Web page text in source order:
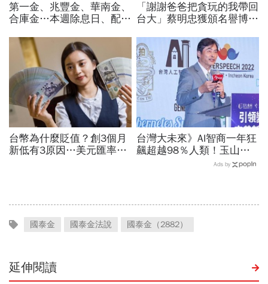
第一金、兆豐金、華南金、
合庫金…本週除息日、配息
高：它3.66%穩穩賺
「謝謝爸爸把貪玩的我帶回
台大」蔡明忠獲頒名譽博
回來，至今沿用父親印泥
台幣為什麼貶值？創3個月
新低有3原因…美元匯率接
台灣大未來》AI智商一年狂
飆超越98％人類！玉山金
控張智星揭密企業轉型「老
Ads by
國泰金 國泰金法說 國泰金（2882）
延伸閱讀